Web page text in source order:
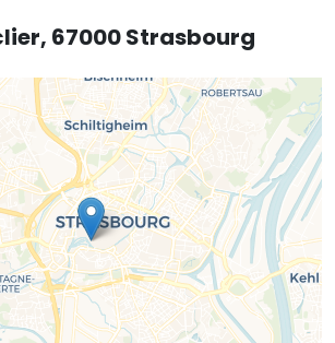
67000 Strasbourg